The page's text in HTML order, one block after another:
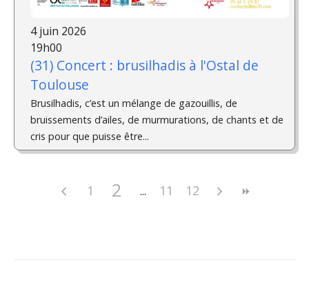
4 juin 2026
19h00
(31) Concert : brusilhadis à l'Ostal de
Toulouse
Brusilhadis, c’est un mélange de gazouillis, de
bruissements d’ailes, de murmurations, de chants et de
cris pour que puisse être...
1 2 11 12